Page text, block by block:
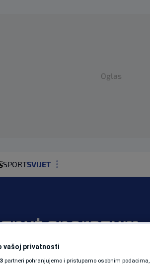
Oglas
SPORTSVIJET
SHOWBIZ
sporazum
sukoba
vašoj privatnosti
partneri pohranjujemo i pristupamo osobnim